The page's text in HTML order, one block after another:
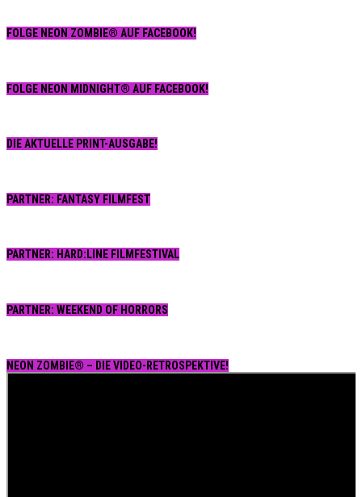
FOLGE NEON ZOMBIE® AUF FACEBOOK!
FOLGE NEON MIDNIGHT® AUF FACEBOOK!
DIE AKTUELLE PRINT-AUSGABE!
PARTNER: FANTASY FILMFEST
PARTNER: HARD:LINE FILMFESTIVAL
PARTNER: WEEKEND OF HORRORS
NEON ZOMBIE® – DIE VIDEO-RETROSPEKTIVE!